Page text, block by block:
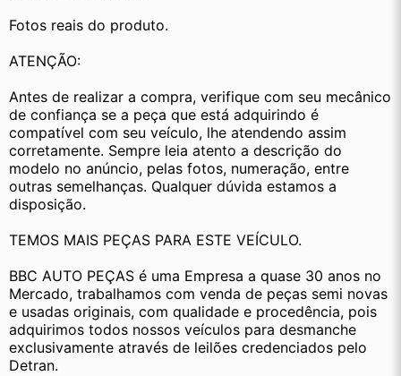
Fotos reais do produto.
ATENÇÃO:
Antes de realizar a compra, verifique com seu mecânico
de confiança se a peça que está adquirindo é
compatível com seu veículo, lhe atendendo assim
corretamente. Sempre leia atento a descrição do
modelo no anúncio, pelas fotos, numeração, entre
outras semelhanças. Qualquer dúvida estamos a
disposição.
TEMOS MAIS PEÇAS PARA ESTE VEÍCULO.
BBC AUTO PEÇAS é uma Empresa a quase 30 anos no
Mercado, trabalhamos com venda de peças semi novas
e usadas originais, com qualidade e procedência, pois
adquirimos todos nossos veículos para desmanche
exclusivamente através de leilões credenciados pelo
Detran.